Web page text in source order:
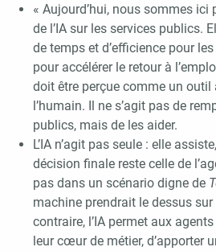
« Aujourd’hui, nous sommes ici
de l’IA sur les services publics.
de temps et d’efficience pour
pour accélérer le retour à
doit être perçue comme un outil
l’humain. Il ne s’agit pas de
publics, mais de les aider.
L’IA n’agit pas seule : elle
décision finale reste celle de
pas dans un scénario digne de
machine prendrait le dessus sur
contraire, l’IA permet aux
leur cœur de métier, d’apporter